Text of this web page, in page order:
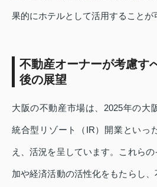
果的にホテルとして活用することが
不動産オーナーが考慮す
後の展望
大阪の不動産市場は、2025年の大
統合型リゾート（IR）開業といっ
え、活況を呈しています。これら
加や経済活動の活性化をもたらし